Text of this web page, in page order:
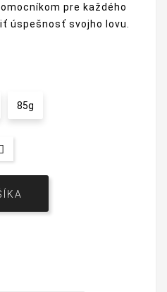
pre každého
úspešnosť svojho lovu.
85g